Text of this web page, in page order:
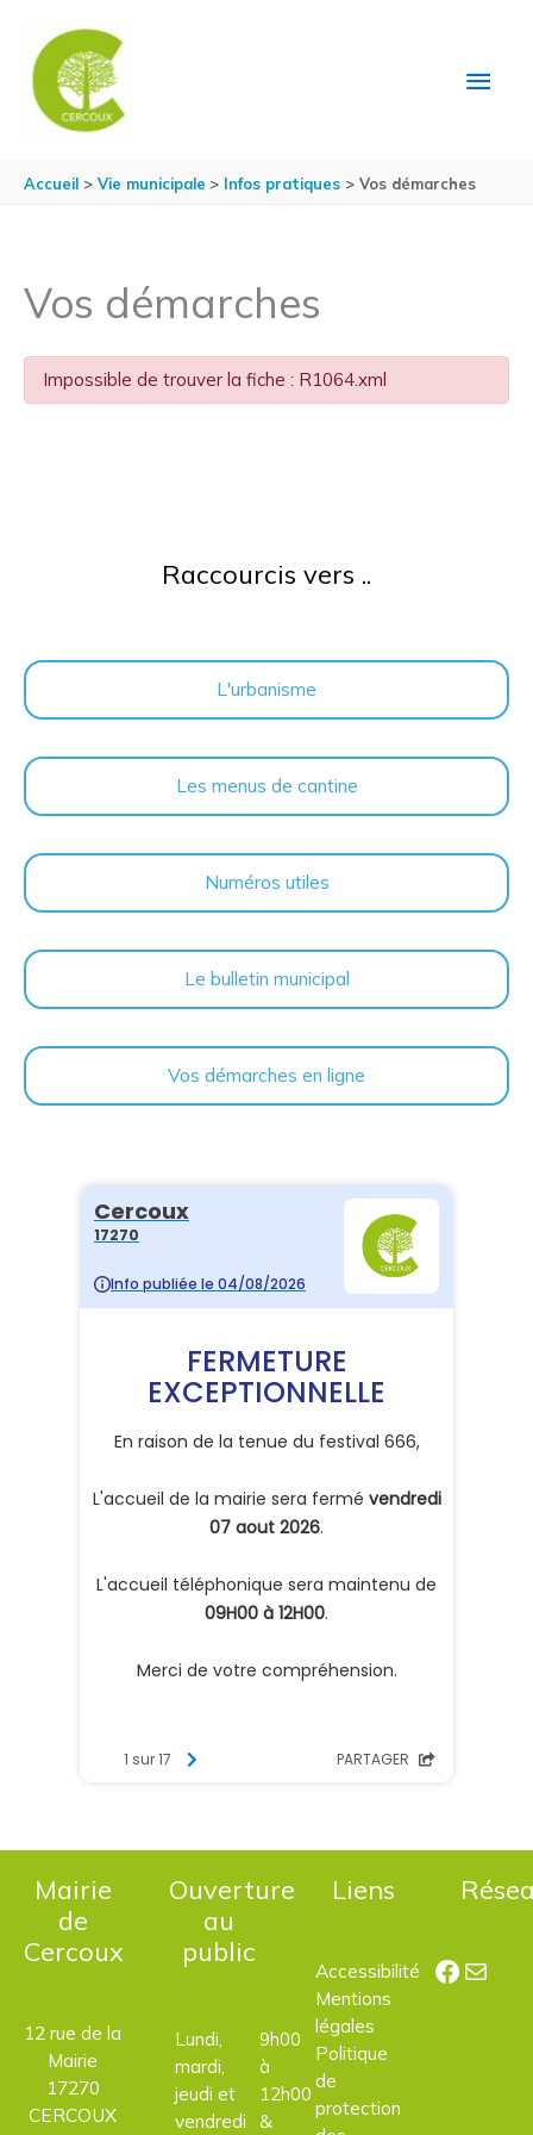
Accueil Vie municipale Infos pratiques Vos démarches
Vos démarches
Impossible de trouver la fiche : R1064.xml
Raccourcis vers ..
L'urbanisme
Les menus de cantine
Numéros utiles
Le bulletin municipal
Vos démarches en ligne
Mairie
de
Cercoux
12 rue de la
Mairie
17270
CERCOUX
Ouverture
au
public
Lundi,
mardi,
jeudi et
vendredi
9h00
à
12h00
&
Liens
Accessibilité
Mentions
légales
Politique
de
protection
E-mail